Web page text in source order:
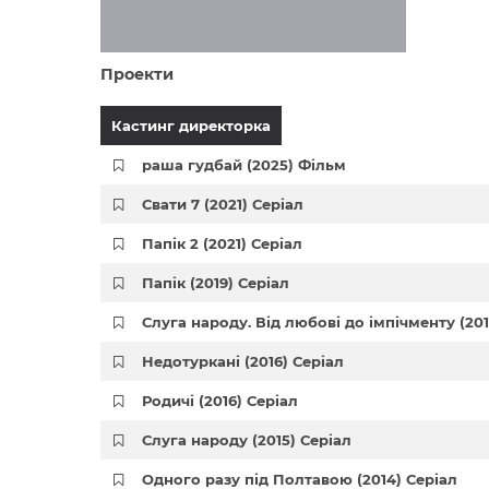
Проекти
Кастинг директорка
раша гудбай (2025) Фільм
Свати 7 (2021) Серіал
Папік 2 (2021) Серіал
Папік (2019) Серіал
Слуга народу. Від любові до імпічменту
Недотуркані (2016) Серіал
Родичі (2016) Серіал
Слуга народу (2015) Серіал
Одного разу під Полтавою (2014) Серіал